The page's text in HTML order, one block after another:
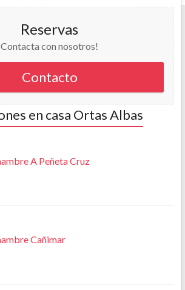
Reservas
Contacta con nosotros!
Contacto
en casa Ortas Albas
A Peñeta Cruz
Cañimar